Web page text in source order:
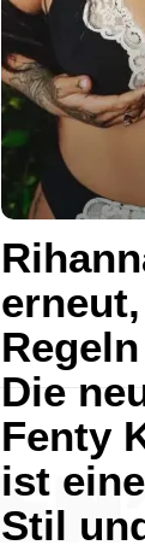
Die
Fenty
ist
Stil